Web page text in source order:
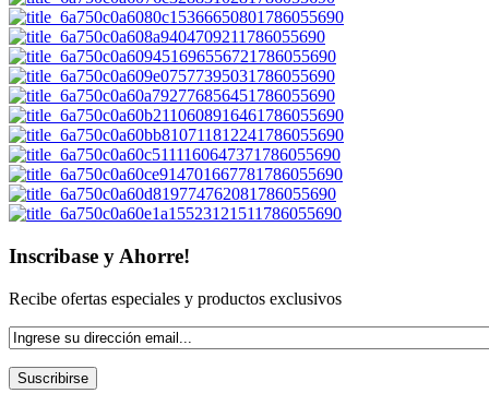
Inscribase y Ahorre!
Recibe ofertas especiales y productos exclusivos